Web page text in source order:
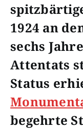
1924 an
sechs
Attentats
Status
begehrte